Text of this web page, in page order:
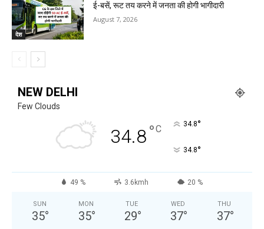
देश
ई-बसें, रूट तय करने में जनता की होगी भागीदारी
August 7, 2026
NEW DELHI
Few Clouds
34.8°C 34.8°
34.8°
49 % 3.6kmh 20 %
SUN
35°
MON
35°
TUE
29°
WED
37°
THU
37°